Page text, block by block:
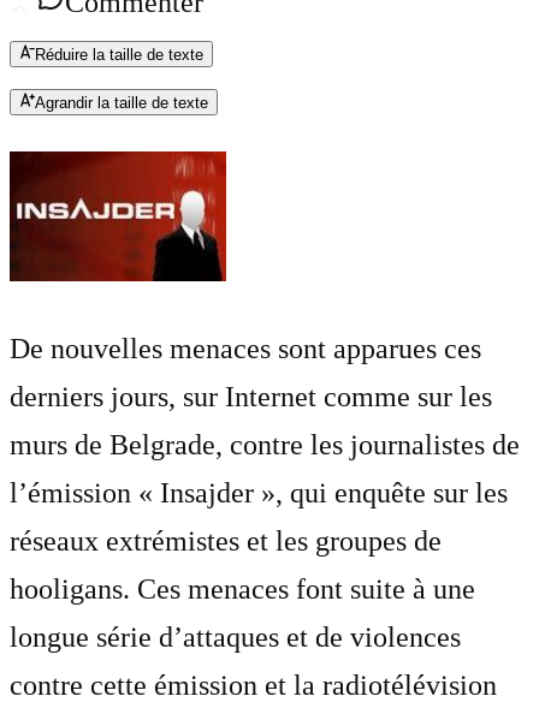
Réduire la taille de texte
Agrandir la taille de texte
De nouvelles menaces sont apparues ces
derniers jours, sur Internet comme sur les
murs de Belgrade, contre les journalistes de
l’émission « Insajder », qui enquête sur les
réseaux extrémistes et les groupes de
hooligans. Ces menaces font suite à une
longue série d’attaques et de violences
contre cette émission et la radiotélévision